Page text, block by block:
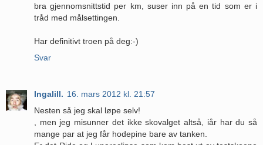
bra gjennomsnittstid per km, suser inn på en tid som er i
tråd med målsettingen.
Har definitivt troen på deg:-)
Svar
Ingalill. 16. mars 2012 kl. 21:57
Nesten så jeg skal løpe selv!
, men jeg misunner det ikke skovalget altså, iår har du så
mange par at jeg får hodepine bare av tanken.